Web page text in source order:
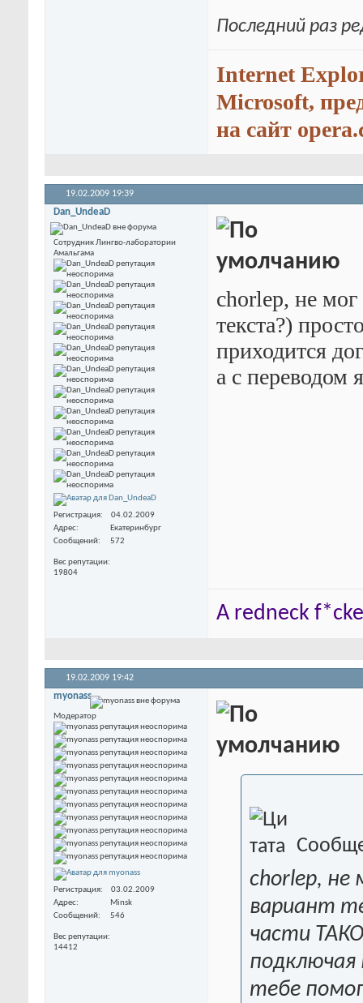
Последний раз
Internet
Microsoft,
на сайт
19.02.2009 19:39
Dan_UndeaD
Сотрудник Лингво-лаборатории
Амальгама
Регистрация
04.02.2009
Адрес
Екатеринбург
Сообщений
572
Вес репутации
19804
chorlep, не
текста?)
приходится
а с переводом
A redneck
19.02.2009 19:42
myonass
Модератор
Регистрация
03.02.2009
Адрес
Minsk
Сообщений
546
Вес репутации
14412
chorlep, не
вариант
части
подключая
тебе